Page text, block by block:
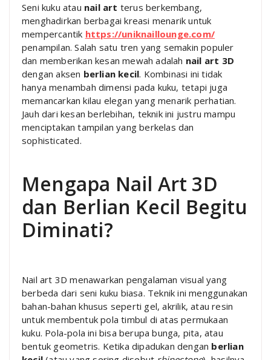
Seni kuku atau nail art terus berkembang,
menghadirkan berbagai kreasi menarik untuk
mempercantik https://uniknaillounge.com/
penampilan. Salah satu tren yang semakin populer
dan memberikan kesan mewah adalah nail art 3D
dengan aksen berlian kecil. Kombinasi ini tidak
hanya menambah dimensi pada kuku, tetapi juga
memancarkan kilau elegan yang menarik perhatian.
Jauh dari kesan berlebihan, teknik ini justru mampu
menciptakan tampilan yang berkelas dan
sophisticated.
Mengapa Nail Art 3D
dan Berlian Kecil Begitu
Diminati?
Nail art 3D menawarkan pengalaman visual yang
berbeda dari seni kuku biasa. Teknik ini menggunakan
bahan-bahan khusus seperti gel, akrilik, atau resin
untuk membentuk pola timbul di atas permukaan
kuku. Pola-pola ini bisa berupa bunga, pita, atau
bentuk geometris. Ketika dipadukan dengan berlian